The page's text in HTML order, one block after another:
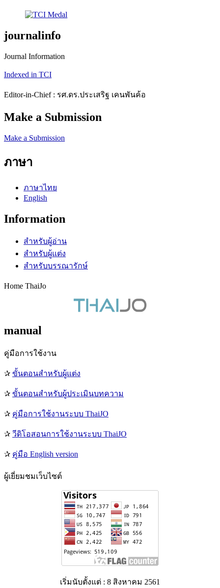
journalinfo
Journal Information
Indexed in TCI
Editor-in-Chief : รศ.ดร.ประเสริฐ เคนพันค้อ
Make a Submission
Make a Submission
ภาษา
ภาษาไทย
English
Information
สำหรับผู้อ่าน
สำหรับผู้แต่ง
สำหรับบรรณารักษ์
Home ThaiJo
manual
คู่มือการใช้งาน
✰ ขั้นตอนสำหรับผู้แต่ง
✰ ขั้นตอนสำหรับผู้ประเมินบทความ
✰ คู่มือการใช้งานระบบ ThaiJO
✰ วีดิโอสอนการใช้งานระบบ ThaiJO
✰ คู่มือ English version
ผู้เยี่ยมชมเว็บไซต์
เริ่มนับตั้งแต่ : 8 สิงหาคม 2561